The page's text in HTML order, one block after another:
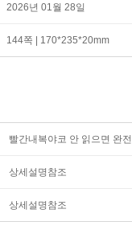
2026년 01월 28일
144쪽 | 170*235*20mm
빨간내복야코 안 읽으면 완
상세설명참조
상세설명참조